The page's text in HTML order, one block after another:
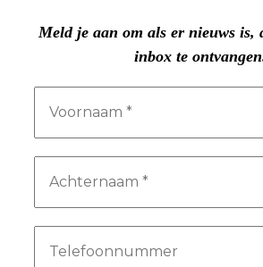
Meld je aan om als er nieuws is,
inbox te